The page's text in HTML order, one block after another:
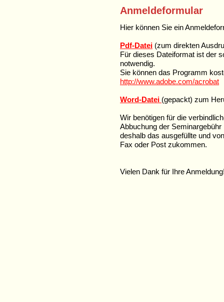
Anmeldeformular
Hier können Sie ein
Pdf-Datei (zum direkten
Für dieses Dateiformat ist der
notwendig.
Sie können das Programm
http://www.adobe.com/acrobat
Word-Datei (gepackt) zum
Wir benötigen für die
Abbuchung der
deshalb das ausgefüllte und
Fax oder Post zukommen.
Vielen Dank für Ihre